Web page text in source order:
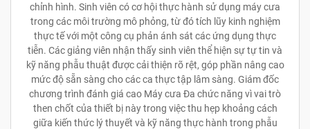
chỉnh hình. Sinh viên có cơ hội thực hành sử dụng máy cưa
trong các môi trường mô phỏng, từ đó tích lũy kinh nghiệm
thực tế với một công cụ phản ánh sát các ứng dụng thực
tiễn. Các giảng viên nhận thấy sinh viên thể hiện sự tự tin và
kỹ năng phẫu thuật được cải thiện rõ rệt, góp phần nâng cao
mức độ sẵn sàng cho các ca thực tập lâm sàng. Giám đốc
chương trình đánh giá cao Máy cưa Đa chức năng vì vai trò
then chốt của thiết bị này trong việc thu hẹp khoảng cách
giữa kiến thức lý thuyết và kỹ năng thực hành trong phẫu